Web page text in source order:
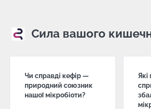
Сила вашого
Чи справді кефір —
природний союзник
нашої мікробіоти?
Які